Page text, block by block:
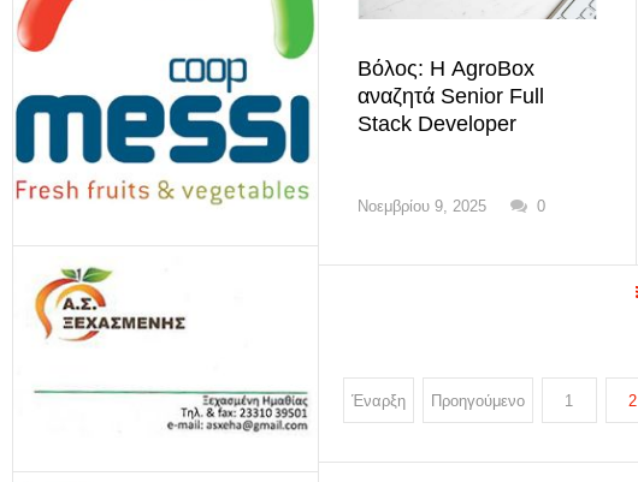
Βόλος: Η AgroBox
αναζητά Senior Full
Stack Developer
Νοεμβρίου 9, 2025 0
Έναρξη Προηγούμενο 1 2